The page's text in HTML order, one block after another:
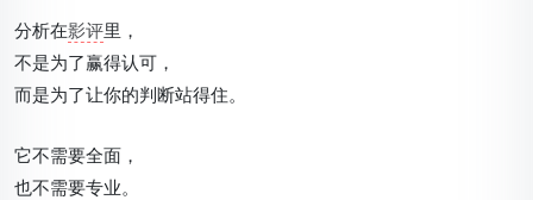
分析在影评里，
不是为了赢得认可，
而是为了让你的判断站得住。
它不需要全面，
也不需要专业。